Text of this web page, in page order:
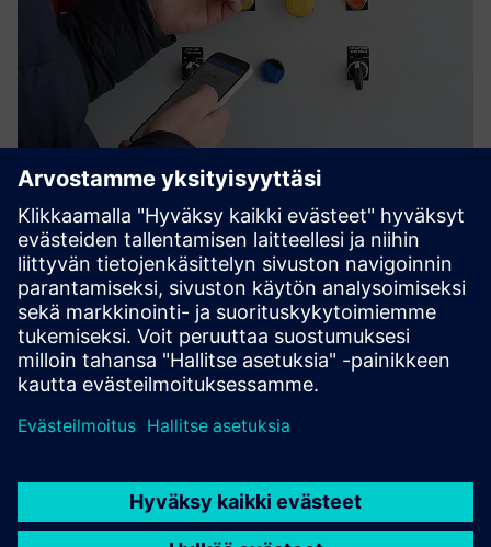
Nyckel Digital LOTO
Replace paper permits and padlock chaos with Nyckel by
Smartlox — cloud-managed digital lockout/tagout that
gives you real-time visibility, tamper-proof audit trails, and
physical isolation you can actually prove.
Lue lisää